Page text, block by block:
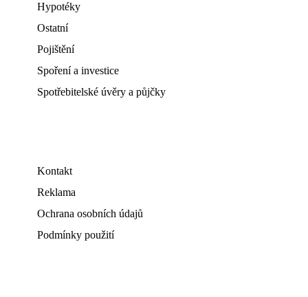
Hypotéky
Ostatní
Pojištění
Spoření a investice
Spotřebitelské úvěry a půjčky
Kontakt
Reklama
Ochrana osobních údajů
Podmínky použití